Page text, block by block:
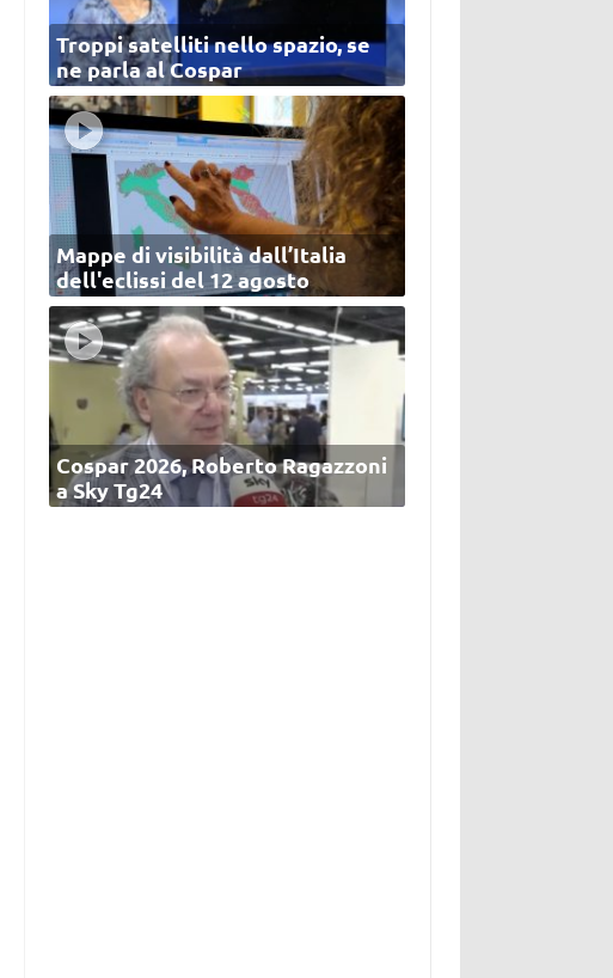
Troppi satelliti nello spazio, se
ne parla al Cospar
Mappe di visibilità dall’Italia
dell'eclissi del 12 agosto
Cospar 2026, Roberto Ragazzoni
a Sky Tg24